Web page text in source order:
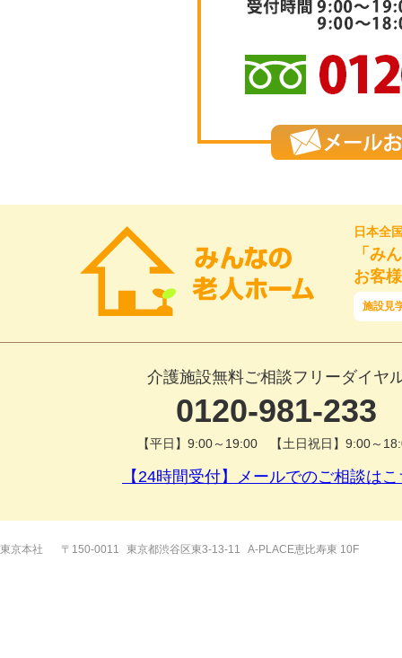
日本全
「み
お客
施設見
介護施設無料ご相談フリーダイヤ
0120-981-233
【平日】9:00～19:00 【土日祝日】9:00～
【24時間受付】メールでのご相談は
東京本社 〒150-0011 東京都渋谷区東3-13-11 A-PLACE恵比寿東 10F